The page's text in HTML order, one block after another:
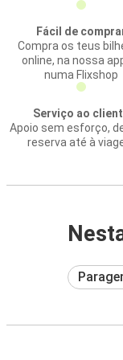
Fácil de
Compra os teus
online, na nossa
numa Flixshop
Serviço ao
Apoio sem esforço,
reserva até à